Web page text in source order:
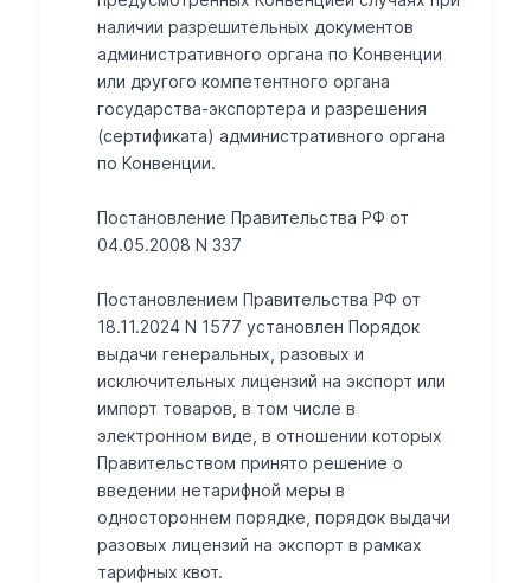
наличии разрешительных документов
административного органа по Конвенции
или другого компетентного органа
государства-экспортера и разрешения
(сертификата) административного органа
по Конвенции.
Постановление Правительства РФ от
04.05.2008 N 337
Постановлением Правительства РФ от
18.11.2024 N 1577 установлен Порядок
выдачи генеральных, разовых и
исключительных лицензий на экспорт или
импорт товаров, в том числе в
электронном виде, в отношении которых
Правительством принято решение о
введении нетарифной меры в
одностороннем порядке, порядок выдачи
разовых лицензий на экспорт в рамках
тарифных квот.